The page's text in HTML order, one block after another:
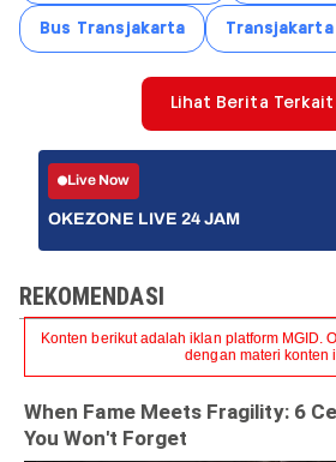
Bus Transjakarta Transjakarta
Lihat Berita Terkait
Live Now
OKEZONE LIVE 24 JAM